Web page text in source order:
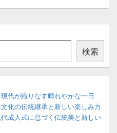
検索
代が織りなす晴れやかな一日
化の伝統継承と新しい楽しみ方
成人式に息づく伝統美と新しい